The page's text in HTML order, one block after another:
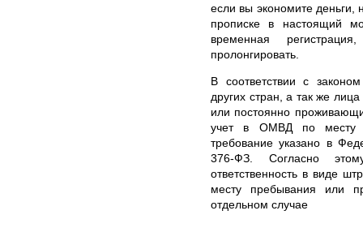
если вы экономите деньги,
прописке в настоящий
временная
пролонгировать.
В соответствии с
других стран, а так же
или постоянно
учет в ОМВД по месту
требование указано в
376-ФЗ. Согласно этому
ответственность в виде
месту пребывания или
отдельном случае